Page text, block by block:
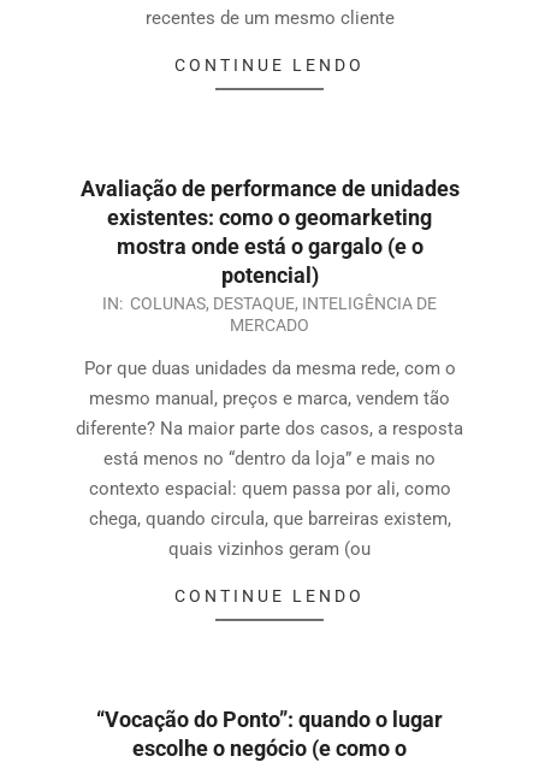
recentes de um mesmo cliente
CONTINUE LENDO
Avaliação de performance de unidades
existentes: como o geomarketing
mostra onde está o gargalo (e o
potencial)
IN: COLUNAS, DESTAQUE, INTELIGÊNCIA DE
MERCADO
Por que duas unidades da mesma rede, com o
mesmo manual, preços e marca, vendem tão
diferente? Na maior parte dos casos, a resposta
está menos no “dentro da loja” e mais no
contexto espacial: quem passa por ali, como
chega, quando circula, que barreiras existem,
quais vizinhos geram (ou
CONTINUE LENDO
“Vocação do Ponto”: quando o lugar
escolhe o negócio (e como o